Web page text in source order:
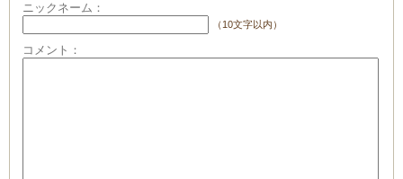
ニックネーム：
（10文字以内）
コメント：